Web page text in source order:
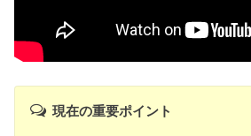
現在の重要ポイント